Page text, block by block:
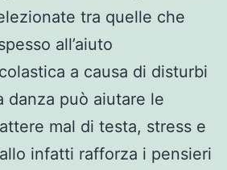
tra quelle che
all’aiuto
a causa di disturbi
danza può aiutare le
mal di testa, stress e
infatti rafforza i pensieri